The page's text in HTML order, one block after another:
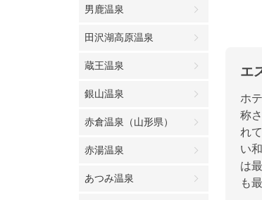
男鹿温泉
田沢湖高原温泉
蔵王温泉
銀山温泉
赤倉温泉（山形県）
赤湯温泉
あつみ温泉
エ
ホ
称
れ
い
は
も